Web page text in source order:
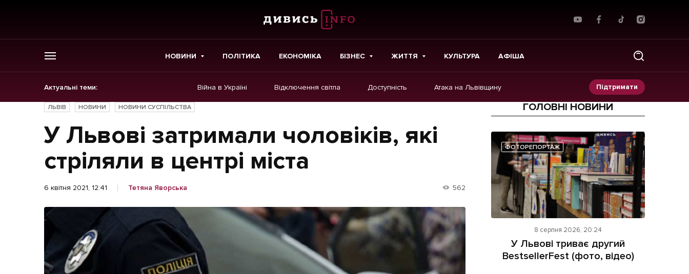
НОВИНИ ПОЛІТИКА ЕКОНОМІКА БІЗНЕС ЖИТТЯ КУЛЬТУРА АФІША
Актуальні теми: Війна в Україні Відключення світла Доступність Атака на Львівщину Підтримати
ГОЛОВНЕ
Новини
Політика
Економіка
Бізнес
Життя
Культура
Картки
Ініціативи
Лонгріди
Прес-релізи
Фото/Відео
Made in Lviv
ЛЬВІВ НОВИНИ НОВИНИ СУСПІЛЬСТВА
У Львові затримали чоловіків, які
стріляли в центрі міста
6 квітня 2021, 12:41 Тетяна Яворська 562
ГОЛОВНІ НОВИНИ
ФОТОРЕПОРТАЖ
8 серпня 2026, 20:24
У Львові триває другий
BestsellerFest (фото, відео)